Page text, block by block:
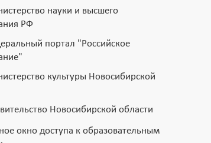
науки и высшего
РФ
портал "Российское
культуры Новосибирской
Новосибирской области
окно доступа к образовательным